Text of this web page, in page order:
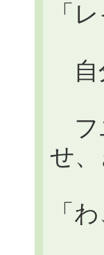
「
自
フ
せ
「